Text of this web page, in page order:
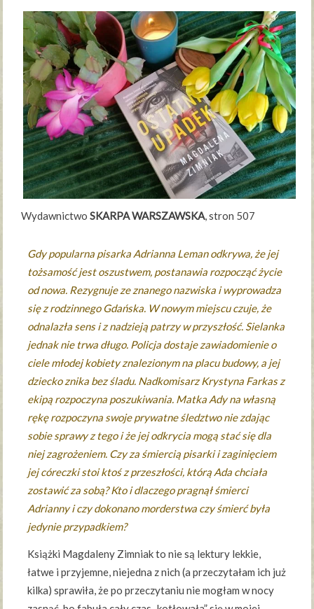
Wydawnictwo SKARPA WARSZAWSKA, stron 507
Gdy popularna pisarka Adrianna Leman odkrywa, że jej
tożsamość jest oszustwem, postanawia rozpocząć życie
od nowa. Rezygnuje ze znanego nazwiska i wyprowadza
się z rodzinnego Gdańska. W nowym miejscu czuje, że
odnalazła sens i z nadzieją patrzy w przyszłość. Sielanka
jednak nie trwa długo. Policja dostaje zawiadomienie o
ciele młodej kobiety znalezionym na placu budowy, a jej
dziecko znika bez śladu. Nadkomisarz Krystyna Farkas z
ekipą rozpoczyna poszukiwania. Matka Ady na własną
rękę rozpoczyna swoje prywatne śledztwo nie zdając
sobie sprawy z tego i że jej odkrycia mogą stać się dla
niej zagrożeniem. Czy za śmiercią pisarki i zaginięciem
jej córeczki stoi ktoś z przeszłości, którą Ada chciała
zostawić za sobą? Kto i dlaczego pragnął śmierci
Adrianny i czy dokonano morderstwa czy śmierć była
jedynie przypadkiem?
Książki Magdaleny Zimniak to nie są lektury lekkie,
łatwe i przyjemne, niejedna z nich (a przeczytałam ich już
kilka) sprawiła, że po przeczytaniu nie mogłam w nocy